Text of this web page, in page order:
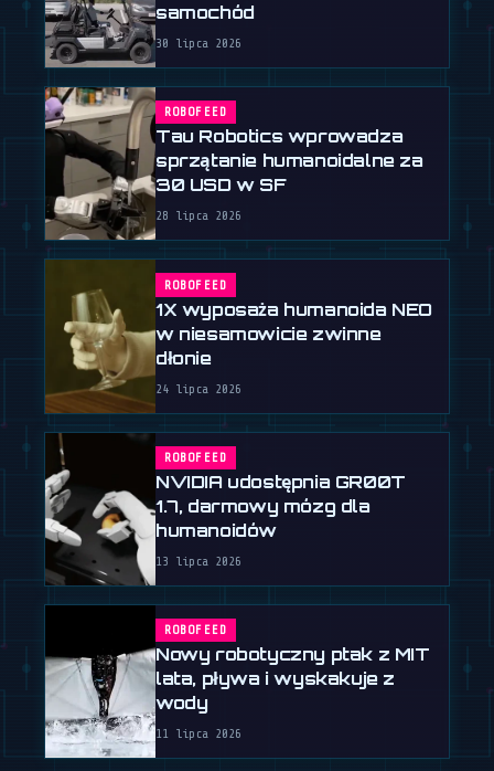
samochód
30 lipca 2026
ROBOFEED
Tau Robotics wprowadza
sprzątanie humanoidalne za
30 USD w SF
28 lipca 2026
ROBOFEED
1X wyposaża humanoida NEO
w niesamowicie zwinne
dłonie
24 lipca 2026
ROBOFEED
NVIDIA udostępnia GR00T
1.7, darmowy mózg dla
humanoidów
13 lipca 2026
ROBOFEED
Nowy robotyczny ptak z MIT
lata, pływa i wyskakuje z
wody
11 lipca 2026